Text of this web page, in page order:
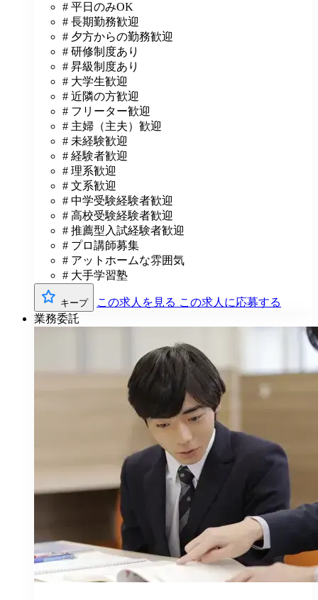
# 平日のみOK
# 長期勤務歓迎
# 夕方からの勤務歓迎
# 研修制度あり
# 昇級制度あり
# 大学生歓迎
# 近隣の方歓迎
# フリーター歓迎
# 主婦（主夫）歓迎
# 未経験歓迎
# 経験者歓迎
# 理系歓迎
# 文系歓迎
# 中学受験経験者歓迎
# 高校受験経験者歓迎
# 推薦型入試経験者歓迎
# プロ講師募集
# アットホームな雰囲気
# 大手学習塾
キープ この求人を見る この求人に応募する
業務委託